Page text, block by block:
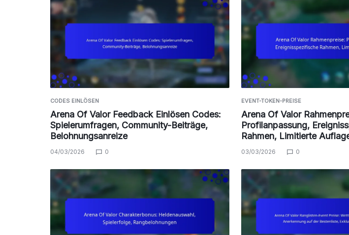
CODES EINLÖSEN
Arena Of Valor Feedback Einlösen Codes:
Spielerumfragen, Community-Beiträge,
Belohnungsanreize
04/03/2026 0
EVENT-TOKEN-PREISE
Arena Of Valor
Profilanpassung,
Rahmen, Limitierte
03/03/2026 0